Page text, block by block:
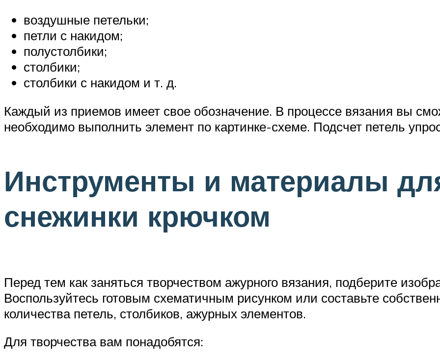
воздушные петельки;
петли с накидом;
полустолбики;
столбики;
столбики с накидом и т. д.
Каждый из приемов имеет свое обозначение. В процессе вязания вы
необходимо выполнить элемент по картинке-схеме. Подсчет петель
Инструменты и материалы
снежинки крючком
Перед тем как заняться творчеством ажурного вязания, подберите
Воспользуйтесь готовым схематичным рисунком или составьте
количества петель, столбиков, ажурных элементов.
Для творчества вам понадобятся: